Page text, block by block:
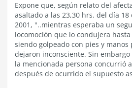
Expone que, según relato del
asaltado a las 23,30 hrs. del día
2001, "..mientras esperaba un
locomoción que lo condujera
siendo golpeado con pies y
dejaron inconsciente. Sin
la mencionada persona concurrió
después de ocurrido el supuesto